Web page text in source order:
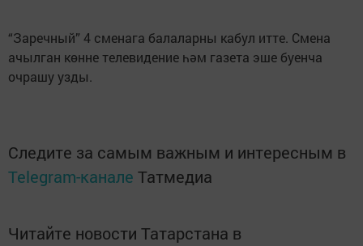
“Заречный” 4 сменага балаларны кабул итте. Смена
ачылган көнне телевидение һәм газета эше буенча
очрашу узды.
Следите за самым важным и интересным в
Telegram-канале Татмедиа
Читайте новости Татарстана в